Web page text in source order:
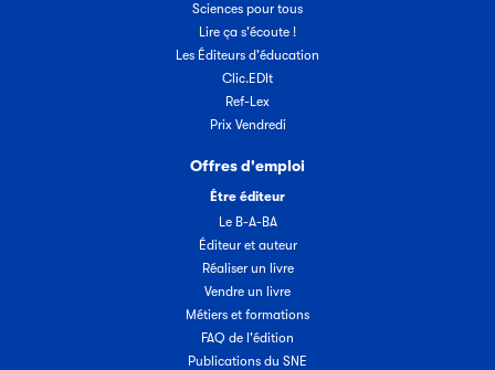
Sciences pour tous
Lire ça s'écoute !
Les Éditeurs d'éducation
Clic.EDIt
Ref-Lex
Prix Vendredi
Offres d'emploi
Être éditeur
Le B-A-BA
Éditeur et auteur
Réaliser un livre
Vendre un livre
Métiers et formations
FAQ de l'édition
Publications du SNE